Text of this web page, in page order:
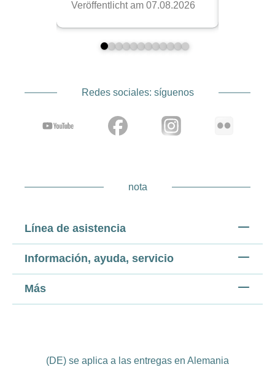
Redes sociales: síguenos
nota
Línea de asistencia
Información, ayuda, servicio
Más
(DE) se aplica a las entregas en Alemania